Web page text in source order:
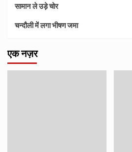
सामान ले उड़े चोर
चन्दौली में लगा भीषण जमा
एक नज़र